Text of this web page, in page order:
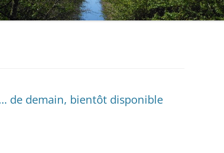
RÉALITÉ, À CHACUN SES RÊVES
de demain, bientôt disponible